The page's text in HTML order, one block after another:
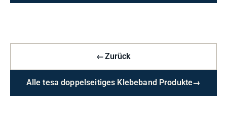
←Zurück
Alle tesa doppelseitiges Klebeband Produkte→